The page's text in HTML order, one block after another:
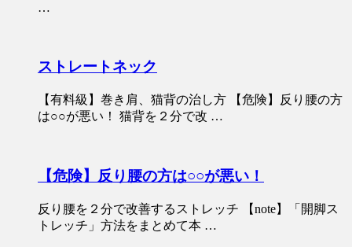
…
ストレートネック
【有料級】巻き肩、猫背の治し方 【危険】反り腰の方
は○○が悪い！ 猫背を２分で改 …
【危険】反り腰の方は○○が悪い！
反り腰を２分で改善するストレッチ 【note】「開脚ス
トレッチ」方法をまとめて本 …